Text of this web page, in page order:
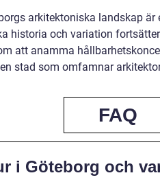
arkitektoniska landskap
historia och variation
att anamma
stad som omfamnar
FAQ
i Göteborg och